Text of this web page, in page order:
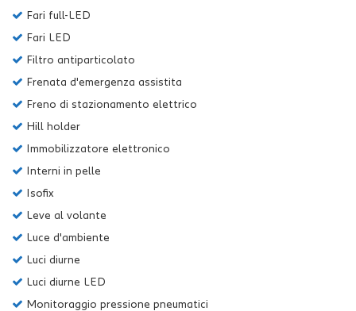
Fari full-LED
Fari LED
Filtro antiparticolato
Frenata d'emergenza assistita
Freno di stazionamento elettrico
Hill holder
Immobilizzatore elettronico
Interni in pelle
Isofix
Leve al volante
Luce d'ambiente
Luci diurne
Luci diurne LED
Monitoraggio pressione pneumatici